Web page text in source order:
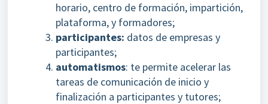
horario, centro de formación, impartición,
plataforma, y formadores;
participantes: datos de empresas y
participantes;
automatismos: te permite acelerar las
tareas de comunicación de inicio y
finalización a participantes y tutores;